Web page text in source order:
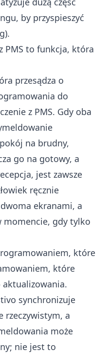
by przyspieszyć
).
PMS to funkcja, która
przesądza o
do
z PMS. Gdy oba
na brudny,
go na gotowy, a
jest zawsze
ręcznie
ekranami, a
gdy tylko
które
które
synchronizuje
rzeczywistym, a
może
nie jest to